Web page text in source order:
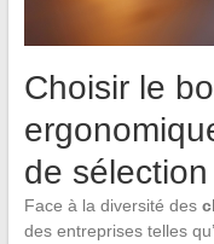
Choisir le
de sélection
Face à la diversité des
des entreprises telles